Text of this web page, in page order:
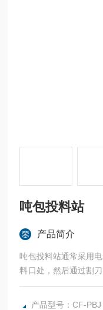
吨包投料站
产品简介
吨包投料站通常采用
料口处，然后通过割
入下方的出料口。在
内的粉尘，以保持工
产品型号：CF-PBJ